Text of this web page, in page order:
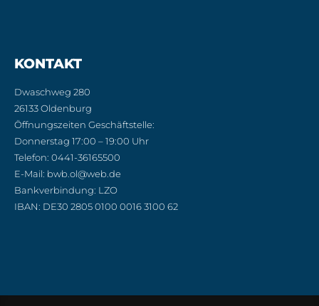
KONTAKT
Dwaschweg 280
26133 Oldenburg
Öffnungszeiten Geschäftstelle:
Donnerstag 17:00 – 19:00 Uhr
Telefon: 0441-36165500
E-Mail: bwb.ol@web.de
Bankverbindung: LZO
IBAN: DE30 2805 0100 0016 3100 62